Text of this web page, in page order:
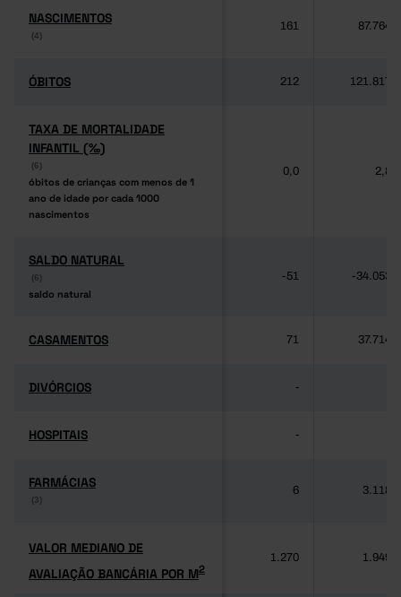
NASCIMENTOS
(4)
NASCIMENTOS
(4)
161 87.764
ÓBITOS
ÓBITOS 212 121.817
TAXA DE MORTALIDADE
INFANTIL (‰)
(6)
óbitos de crianças com menos de 1
ano de idade por cada 1000
nascimentos
TAXA DE MORTALIDADE
INFANTIL (‰)
(6)
óbitos de crianças com menos de 1
ano de idade por cada 1000
nascimentos
0,0 2,8
SALDO NATURAL
(6)
saldo natural
SALDO NATURAL
(6)
saldo natural
-51 -34.053
CASAMENTOS
CASAMENTOS 71 37.714
DIVÓRCIOS
DIVÓRCIOS -
HOSPITAIS
HOSPITAIS -
FARMÁCIAS
(3)
FARMÁCIAS
(3)
6 3.118
VALOR MEDIANO DE
AVALIAÇÃO BANCÁRIA POR M2
VALOR MEDIANO DE
AVALIAÇÃO BANCÁRIA POR M2
1.270 1.949